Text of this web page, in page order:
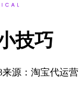
技巧
来源：淘宝代运营